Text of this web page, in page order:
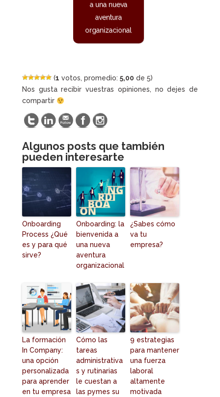
a una nueva
aventura
organizacional
(1 votos, promedio: 5,00 de 5)
Nos gusta recibir vuestras opiniones, no dejes de
compartir
Algunos posts que también
pueden interesarte
Onboarding
Process ¿Qué
es y para qué
sirve?
Onboarding: la
bienvenida a
una nueva
aventura
organizacional
¿Sabes cómo
va tu
empresa?
La formación
In Company:
una opción
personalizada
para aprender
en tu empresa
Cómo las
tareas
administrativa
s y rutinarias
le cuestan a
las pymes su
9 estrategias
para mantener
una fuerza
laboral
altamente
motivada